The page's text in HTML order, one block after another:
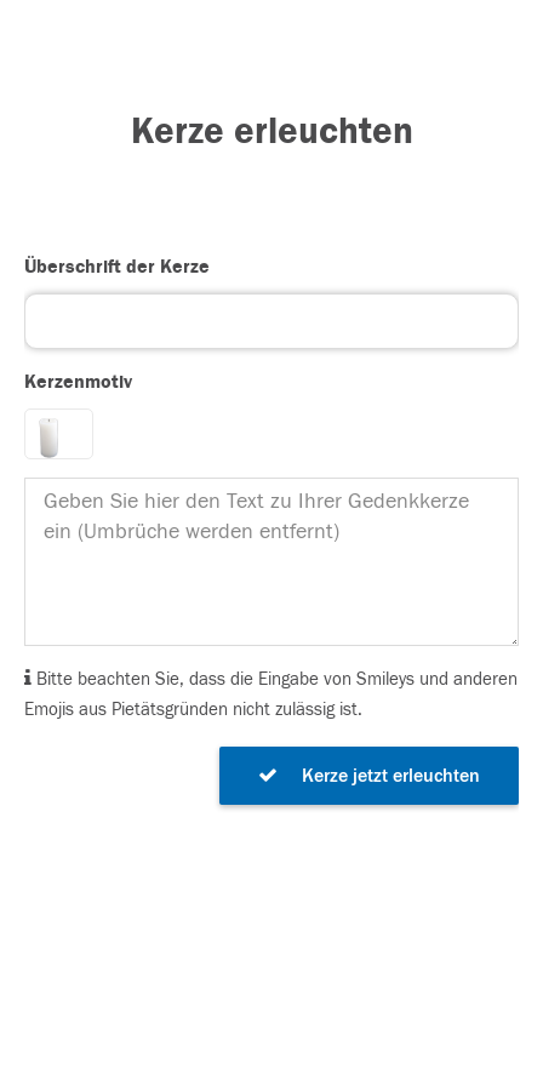
Kerze erleuchten
Überschrift der Kerze
Kerzenmotiv
Bitte beachten Sie, dass die Eingabe von Smileys und anderen
Emojis aus Pietätsgründen nicht zulässig ist.
Kerze jetzt erleuchten